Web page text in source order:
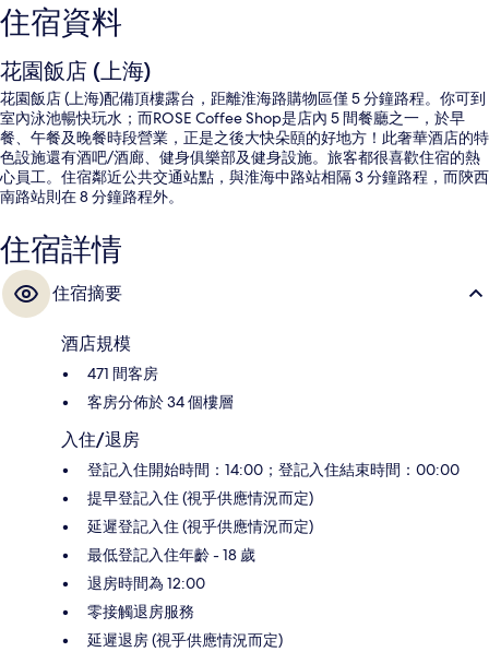
住宿資料
花園飯店 (上海)
花園飯店 (上海)配備頂樓露台，距離淮海路購物區僅 5 分鐘路程。你可到
室內泳池暢快玩水；而ROSE Coffee Shop是店內 5 間餐廳之一，於早
餐、午餐及晚餐時段營業，正是之後大快朵頤的好地方！此奢華酒店的特
色設施還有酒吧/酒廊、健身俱樂部及健身設施。旅客都很喜歡住宿的熱
心員工。住宿鄰近公共交通站點，與淮海中路站相隔 3 分鐘路程，而陝西
南路站則在 8 分鐘路程外。
住宿詳情
住宿摘要
酒店規模
471 間客房
客房分佈於 34 個樓層
入住/退房
登記入住開始時間：14:00；登記入住結束時間：00:00
提早登記入住 (視乎供應情況而定)
延遲登記入住 (視乎供應情況而定)
最低登記入住年齡 - 18 歲
退房時間為 12:00
零接觸退房服務
延遲退房 (視乎供應情況而定)